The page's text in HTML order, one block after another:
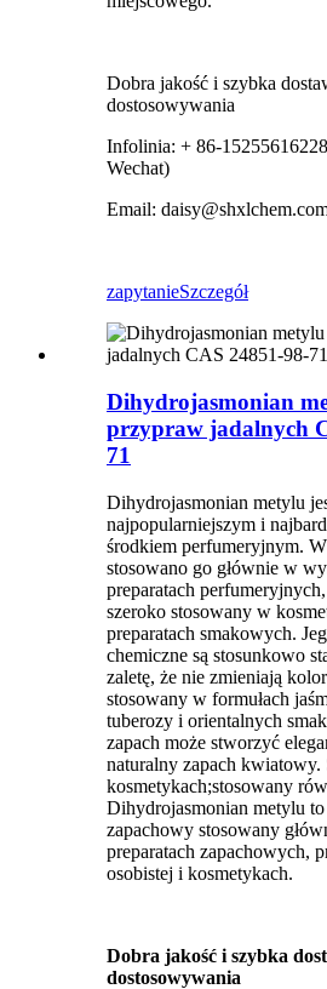
Dobra jakość i szybka
dostosowywania
Infolinia: + 86-
Wechat)
Email:
zapytanieSzczegół
Dihydrojasmonian
przypraw jadalnych
71
Dihydrojasmonian metylu
najpopularniejszym i
środkiem perfumeryjnym. W
stosowano go głównie w
preparatach
szeroko stosowany w
preparatach smakowych.
chemiczne są stosunkowo
zaletę, że nie zmieniają
stosowany w formułach
tuberozy i orientalnych
zapach może stworzyć
naturalny zapach
kosmetykach;stosowany
Dihydrojasmonian metylu to
zapachowy stosowany
preparatach zapachowych,
osobistej i kosmetykach.
Dobra jakość i szybka
dostosowywania